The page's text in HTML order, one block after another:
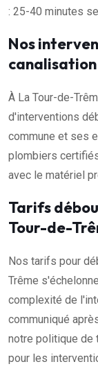
: 25-40 minutes
Nos
À La Tour-de-
d'interventions
commune et ses
plombiers
avec le matériel
Tarifs
Tour-de-
Nos tarifs pour
Trême
complexité de
communiqué
notre politique de
pour les